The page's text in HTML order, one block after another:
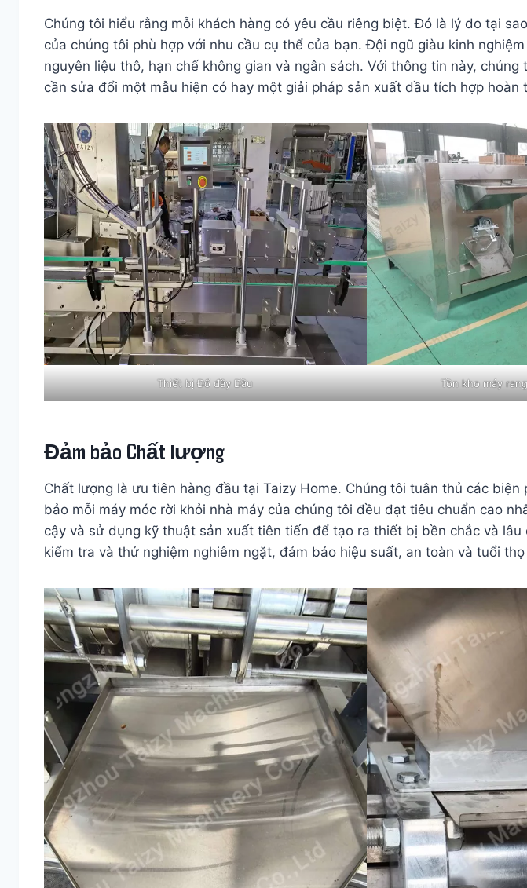
Chúng tôi hiểu rằng mỗi khách hàng có yêu cầu riêng biệt. Đó là lý do tại
của chúng tôi phù hợp với nhu cầu cụ thể của bạn. Đội ngũ giàu kinh
nguyên liệu thô, hạn chế không gian và ngân sách. Với thông tin này,
cần sửa đổi một mẫu hiện có hay một giải pháp sản xuất dầu tích hợp
Thiết bị Đổ đầy Dầu Tồn kho máy
Đảm bảo Chất lượng
Chất lượng là ưu tiên hàng đầu tại Taizy Home. Chúng tôi tuân thủ các
bảo mỗi máy móc rời khỏi nhà máy của chúng tôi đều đạt tiêu chuẩn cao
cậy và sử dụng kỹ thuật sản xuất tiên tiến để tạo ra thiết bị bền chắc và
kiểm tra và thử nghiệm nghiêm ngặt, đảm bảo hiệu suất, an toàn và tuổi